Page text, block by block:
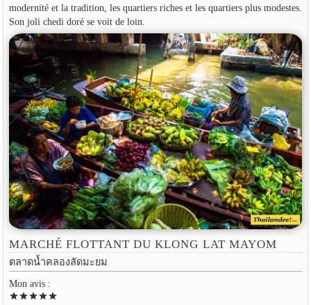
modernité et la tradition, les quartiers riches et les quartiers plus modestes.
Son joli chedi doré se voit de loin.
MARCHÉ FLOTTANT DU KLONG LAT MAYOM
ตลาดน้ำคลองลัดมะยม
Mon avis :
starstarstarstarstar